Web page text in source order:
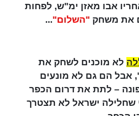
אבו מאזן ימ"ש, לפחות
את משחק "השלום"...
לא מוכנים לשחק את
הם גם לא מונעים
– לתת את דרום הכפר
שחלילה ישראל לא תצטרך